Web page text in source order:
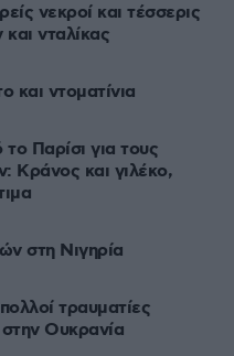
νεκροί και τέσσερις
νταλίκας
και ντοματίνια
Παρίσι για τους
Κράνος και γιλέκο,
στη Νιγηρία
τραυματίες
Ουκρανία